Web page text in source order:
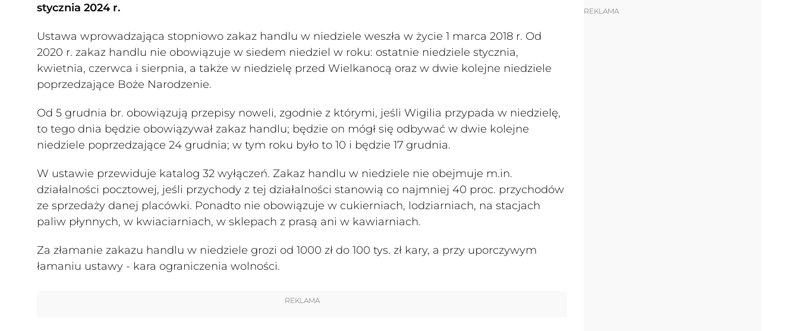
stycznia 2024 r.
Ustawa wprowadzająca stopniowo zakaz handlu w niedziele weszła w życie 1 marca 2018 r. Od
2020 r. zakaz handlu nie obowiązuje w siedem niedziel w roku: ostatnie niedziele stycznia,
kwietnia, czerwca i sierpnia, a także w niedzielę przed Wielkanocą oraz w dwie kolejne niedziele
poprzedzające Boże Narodzenie.
Od 5 grudnia br. obowiązują przepisy noweli, zgodnie z którymi, jeśli Wigilia przypada w niedzielę,
to tego dnia będzie obowiązywał zakaz handlu; będzie on mógł się odbywać w dwie kolejne
niedziele poprzedzające 24 grudnia; w tym roku było to 10 i będzie 17 grudnia.
W ustawie przewiduje katalog 32 wyłączeń. Zakaz handlu w niedziele nie obejmuje m.in.
działalności pocztowej, jeśli przychody z tej działalności stanowią co najmniej 40 proc. przychodów
ze sprzedaży danej placówki. Ponadto nie obowiązuje w cukierniach, lodziarniach, na stacjach
paliw płynnych, w kwiaciarniach, w sklepach z prasą ani w kawiarniach.
Za złamanie zakazu handlu w niedziele grozi od 1000 zł do 100 tys. zł kary, a przy uporczywym
łamaniu ustawy - kara ograniczenia wolności.
REKLAMA
REKLAMA